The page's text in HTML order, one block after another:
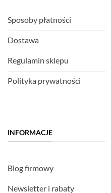
Sposoby płatności
Dostawa
Regulamin sklepu
Polityka prywatności
INFORMACJE
Blog firmowy
Newsletter i rabaty